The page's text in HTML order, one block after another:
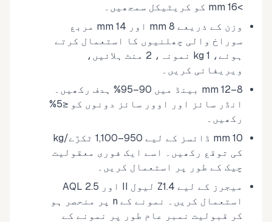
>16 mm کو کریٹیکل سمجھیں۔
وزن کے ذریعے 8 mm اور 14 mm مربع
سوراخ والی چھلنیوں کا استعمال کرتے
ہوئے، 1 kg نمونہ، 2 منٹ ہلائیں،
ویریفائی کریں۔
8–12 mm بینڈ میں 90–95% ہدف رکھیں۔
انڈر سائز اور اوور سائز دونوں کو ≤5%
رکھیں۔
10 mm ڈائسز کے لیے 950–1,100 ٹکڑے/kg
کی توقع رکھیں۔ اسے ایک فوری معقولیت
چیک کے طور پر استعمال کریں۔
میجرز کے لیے Z1.4 لیول II اور AQL 2.5
استعمال کریں۔ نمونے کے n پر منحصر ہو
کر قبولیت نمبر عام طور پر نمونے کے